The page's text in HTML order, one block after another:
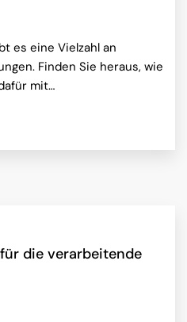
es eine Vielzahl an
Finden Sie heraus, wie
mit…
die verarbeitende